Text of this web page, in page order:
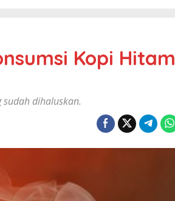
Kopi Hitam
dihaluskan.